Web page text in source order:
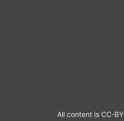
All content is CC-BY